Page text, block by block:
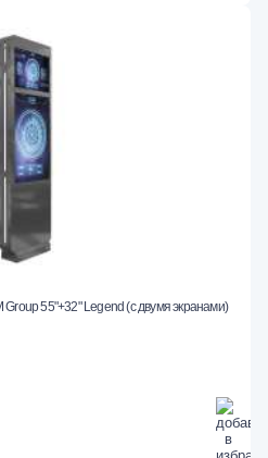
55"+32" Legend (с двумя экранами)